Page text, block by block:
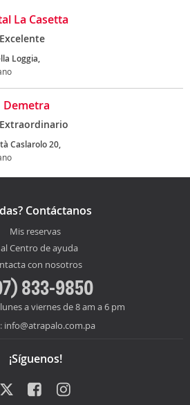
La Casetta
Excelente
Loggia,
Demetra
Extraordinario
Caslarolo 20,
Contáctanos
Mis reservas
Centro de ayuda
con nosotros
833-9850
a viernes de 8 am a 6 pm
info@atrapalo.com.pa
¡Síguenos!